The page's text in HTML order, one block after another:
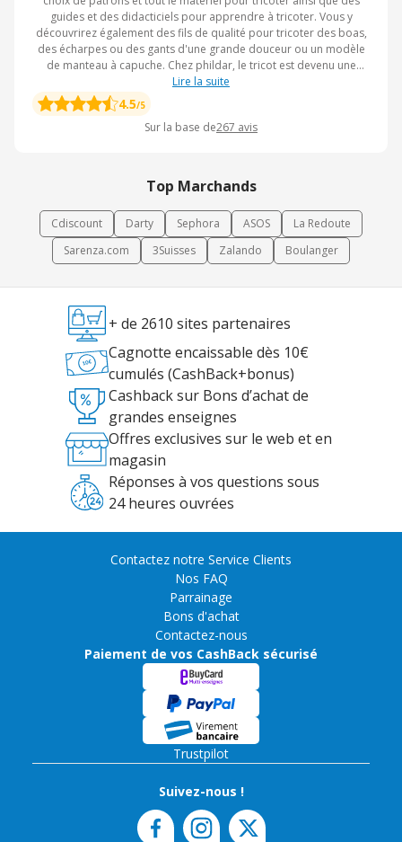
guides et des didacticiels pour apprendre à tricoter. Vous y
découvrirez également des fils de qualité pour tricoter des boas,
des écharpes ou des gants d'une grande douceur ou un modèle
de manteau à capuche. Chez phildar, le tricot est devenu une
passion et un patrimoine national.
Lire la suite
4.5/5
Sur la base de267 avis
Top Marchands
Cdiscount Darty Sephora ASOS
La Redoute
Sarenza.com
3Suisses Zalando Boulanger
+ de 2610 sites partenaires
Cagnotte encaissable dès 10€
cumulés (CashBack+bonus)
Cashback sur Bons d’achat de
grandes enseignes
Offres exclusives sur le web et en
magasin
Réponses à vos questions sous
24 heures ouvrées
Contactez notre Service Clients
Nos FAQ
Parrainage
Bons d'achat
Contactez-nous
Paiement de vos CashBack sécurisé
Trustpilot
Suivez-nous !